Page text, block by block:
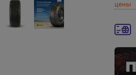
цены